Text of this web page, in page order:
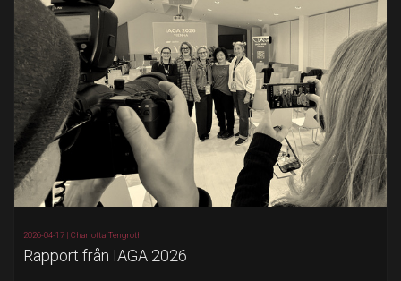
2026-04-17 | Charlotta Tengroth
Rapport från IAGA 2026